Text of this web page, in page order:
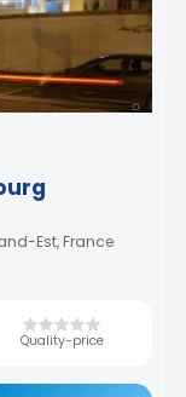
Est, France
Quality-price